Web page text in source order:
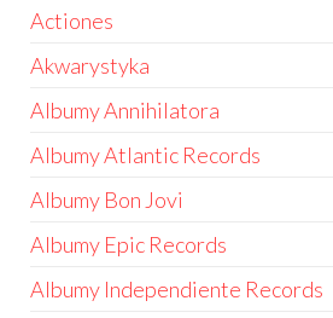
Actiones
Akwarystyka
Albumy Annihilatora
Albumy Atlantic Records
Albumy Bon Jovi
Albumy Epic Records
Albumy Independiente Records